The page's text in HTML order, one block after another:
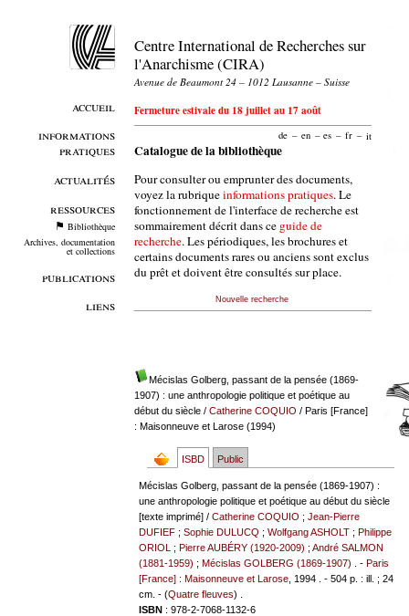
accueil
informations
pratiques
actualités
ressources
Bibliothèque
Archives, documentation
et collections
publications
liens
Centre International de Recherches sur
l'Anarchisme (CIRA)
Avenue de Beaumont 24 – 1012 Lausanne – Suisse
Fermeture estivale du 18 juillet au 17 août
de – en – es – fr – it
Catalogue de la bibliothèque
Pour consulter ou emprunter des documents,
voyez la rubriqueinformations pratiques. Le
fonctionnement de l'interface de recherche est
sommairement décrit dans ce guide de
recherche. Les périodiques, les brochures et
certains documents rares ou anciens sont exclus
du prêt et doivent être consultés sur place.
Nouvelle recherche
Mécislas Golberg, passant de la pensée (1869-
1907) : une anthropologie politique et poétique au
début du siècle/ Catherine COQUIO / Paris [France]
: Maisonneuve et Larose (1994)
ISBD Public
Mécislas Golberg, passant de la pensée (1869-1907) :
une anthropologie politique et poétique au début du siècle
[texte imprimé] /Catherine COQUIO ;Jean-Pierre
DUFIEF ;Sophie DULUCQ ;Wolfgang ASHOLT ;Philippe
ORIOL
;Pierre AUBÉRY (1920-2009) ;André SALMON
(1881-1959) ;Mécislas GOLBERG (1869-1907) . -Paris
[France] : Maisonneuve et Larose , 1994 . - 504 p. : ill. ; 24
cm. - (Quatre fleuves) .
ISBN : 978-2-7068-1132-6